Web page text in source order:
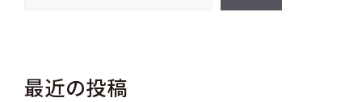
最近の投稿